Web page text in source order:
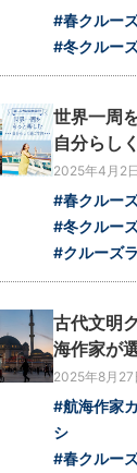
#春クルー
#冬クルー
世界一周
自分らし
2025年4月2日
#春クルー
#冬クルー
#クルーズ
古代文明
海作家が
2025年8月27
#航海作家
シ
#春クルー